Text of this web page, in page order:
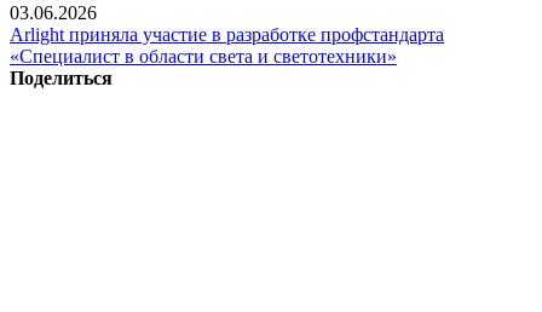
03.06.2026
Arlight приняла участие в разработке профстандарта
«Специалист в области света и светотехники»
Поделиться